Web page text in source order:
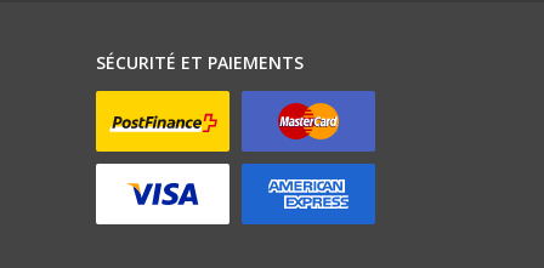
SÉCURITÉ ET PAIEMENTS